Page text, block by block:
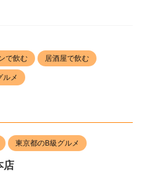
で飲む 居酒屋で飲む
ルメ
東京都のB級グルメ
店